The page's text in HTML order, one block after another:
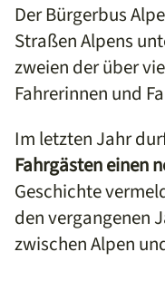
Der Bürgerbus
Straßen Alpens
zweien der über
Fahrerinnen und
Im letzten Jahr
Fahrgästen einen
Geschichte
den vergangenen
zwischen Alpen